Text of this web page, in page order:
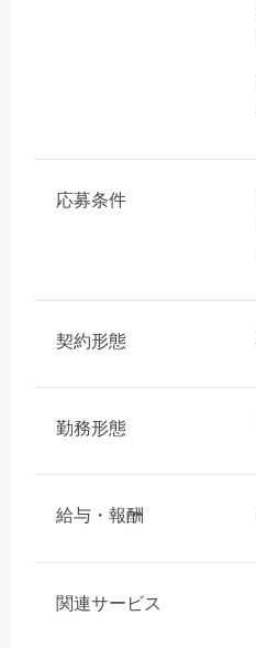
応募条件
契約形態
勤務形態
給与・報酬
関連サービス